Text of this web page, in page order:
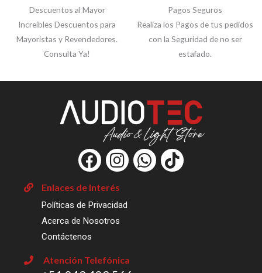
Descuentos al Mayor
Increíbles Descuentos para
Mayoristas y Revendedores.
Consulta Ya!
Pagos Seguros
Realiza los Pagos de tus pedidos
con la Seguridad de no ser
estafado.
Atención Telefónica
Enlaces de Interés
Políticas de Privacidad
Acerca de Nosotros
Contáctenos
F
a
c
e
b
o
o
I
n
s
t
a
r
W
h
T
i